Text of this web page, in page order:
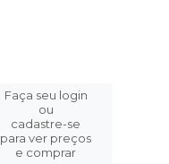
Faça seu login
ou
cadastre-se
para ver preços
e comprar